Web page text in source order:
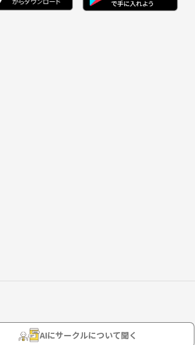
AIにサークルについて聞く